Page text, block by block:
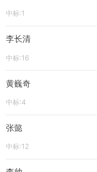
中标:1
李长清
中标:16
黄巍奇
中标:4
张懿
中标:12